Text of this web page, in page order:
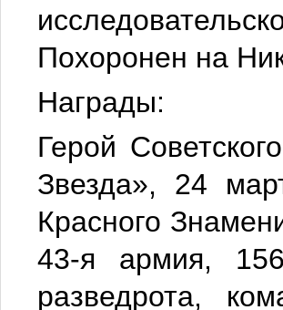
Похоронен на
Награды:
Герой
Звезда», 24
Красного
43-я армия,
разведрота,